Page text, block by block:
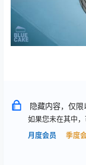
隐藏内容，仅
如果您未在其中
月度会员
季度